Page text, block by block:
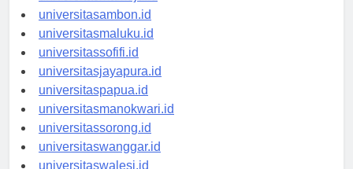
universitasmamuju.id
universitasambon.id
universitasmaluku.id
universitassofifi.id
universitasjayapura.id
universitaspapua.id
universitasmanokwari.id
universitassorong.id
universitaswanggar.id